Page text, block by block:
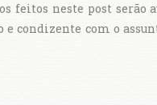
feitos neste post serão
condizente com o